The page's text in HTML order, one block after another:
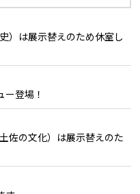
）は展示替えのため休室し
ー登場！
佐の文化）は展示替えのた